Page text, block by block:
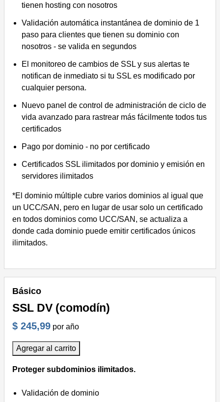
tienen hosting con nosotros
Validación automática instantánea de dominio de 1
paso para clientes que tienen su dominio con
nosotros - se valida en segundos
El monitoreo de cambios de SSL y sus alertas te
notifican de inmediato si tu SSL es modificado por
cualquier persona.
Nuevo panel de control de administración de ciclo de
vida avanzado para rastrear más fácilmente todos tus
certificados
Pago por dominio - no por certificado
Certificados SSL ilimitados por dominio y emisión en
servidores ilimitados
*El dominio múltiple cubre varios dominios al igual que
un UCC/SAN, pero en lugar de usar solo un certificado
en todos dominios como UCC/SAN, se actualiza a
donde cada dominio puede emitir certificados únicos
ilimitados.
Básico
SSL DV (comodín)
$ 245,99 por año
Agregar al carrito
Proteger subdominios ilimitados.
Validación de dominio